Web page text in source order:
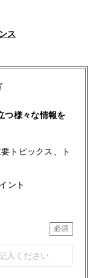
ス
つ様々な情報を
トピックス、ト
ント